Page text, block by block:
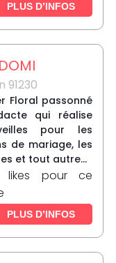
PLUS D’INFOS
91230
Floral passonné
qui réalise
pour les
de mariage, les
et tout autre...
likes pour ce
PLUS D’INFOS